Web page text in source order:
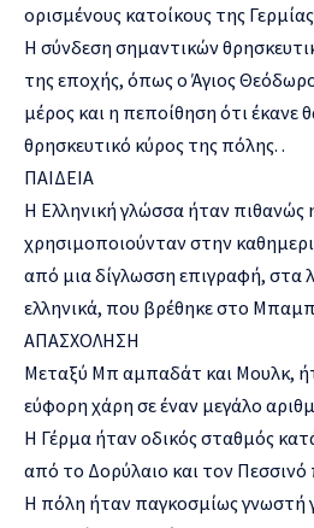
ορισμένους κατοίκους της Γερμίας
Η σύνδεση σημαντικών
της εποχής, όπως ο Άγιος
μέρος και η πεποίθηση ότι έκανε
θρησκευτικό κύρος της πόλης. .
ΠΑΙΔΕΙΑ
Η Ελληνική γλώσσα ήταν πιθανώς
χρησιμοποιούνταν στην
από μια δίγλωσση επιγραφή, στα
ελληνικά, που βρέθηκε στο
ΑΠΑΣΧΟΛΗΣΗ
Μεταξύ Μπ αμπαδάτ και Μουλκ,
εύφορη χάρη σε έναν μεγάλο
Η Γέρμα ήταν οδικός σταθμός
από το Δορύλαιο και τον
Η πόλη ήταν παγκοσμίως γνωστή